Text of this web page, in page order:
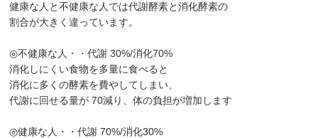
健康な人と不健康な人では代謝酵素と消化酵素の
割合が大きく違っています。
◎不健康な人・・代謝 30%/消化70%
消化しにくい食物を多量に食べると
消化に多くの酵素を費やしてしまい、
代謝に回せる量が 70減り、体の負担が増加します
◎健康な人・・代謝 70%/消化30%